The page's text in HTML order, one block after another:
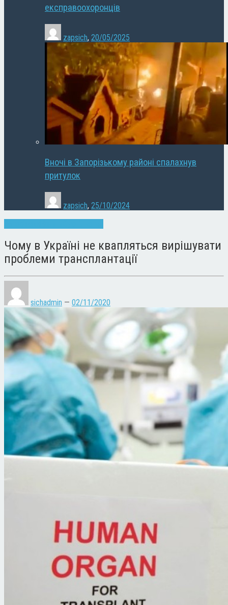
експравоохоронців
zapsich, 20/05/2025
Вночі в Запорізькому районі спалахнув
притулок
zapsich, 25/10/2024
Чому в Україні не квапляться вирішувати
проблеми трансплантації
sichadmin — 02/11/2020